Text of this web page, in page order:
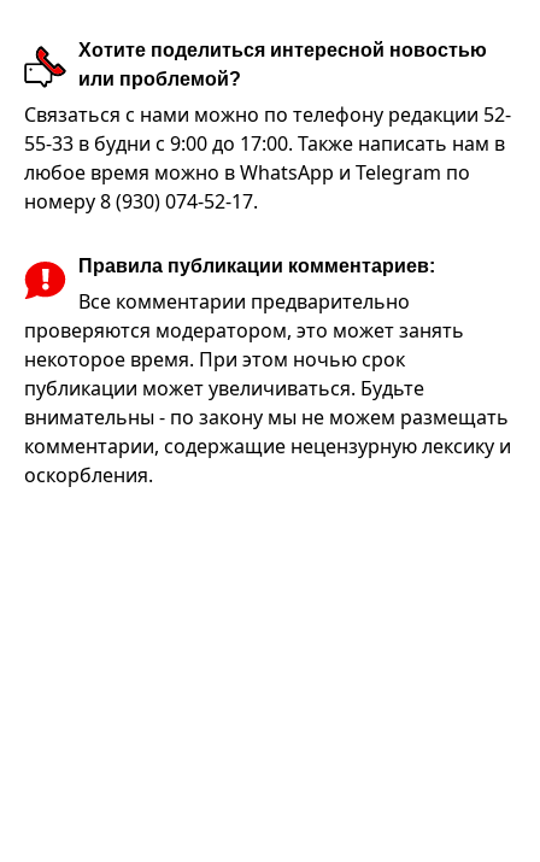
Хотите поделиться интересной новостью
или проблемой?
Связаться с нами можно по телефону редакции 52-
55-33 в будни с 9:00 до 17:00. Также написать нам в
любое время можно в WhatsApp и Telegram по
номеру 8 (930) 074-52-17.
Правила публикации комментариев:
Все комментарии предварительно
проверяются модератором, это может занять
некоторое время. При этом ночью срок
публикации может увеличиваться. Будьте
внимательны - по закону мы не можем размещать
комментарии, содержащие нецензурную лексику и
оскорбления.